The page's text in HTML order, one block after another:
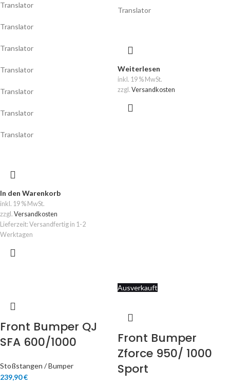
Translator
Translator
Translator
Translator
Translator
Translator
Translator
In den Warenkorb
inkl. 19 % MwSt.
zzgl. Versandkosten
Lieferzeit: Versandfertig in 1-2
Werktagen
Translator
Weiterlesen
inkl. 19 % MwSt.
zzgl. Versandkosten
Front Bumper QJ
SFA 600/1000
Stoßstangen / Bumper
239,90€
Ausverkauft
Front Bumper
Zforce 950/ 1000
Sport